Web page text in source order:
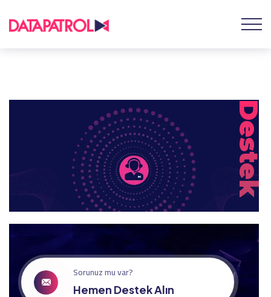
Destek
Sorunuz mu var?
Hemen Destek Alın